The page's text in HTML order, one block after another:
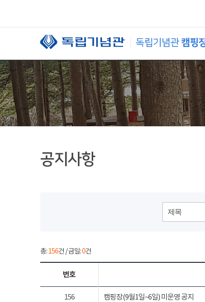
공지사항
제목
총:156건 / 금일:0건
번호
156 캠핑장(9월1일~6일) 미운영 공지